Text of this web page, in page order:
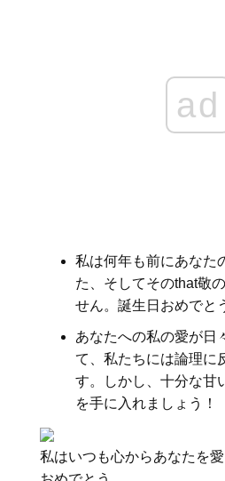
ad
私は何年も前にあなた
た、そしてそのthat敬
せん。誕生日おめでと
あなたへの私の愛が日
て、私たちには論理に
す。しかし、十分な甘
を手に入れましょう！
私はいつも心からあなたを